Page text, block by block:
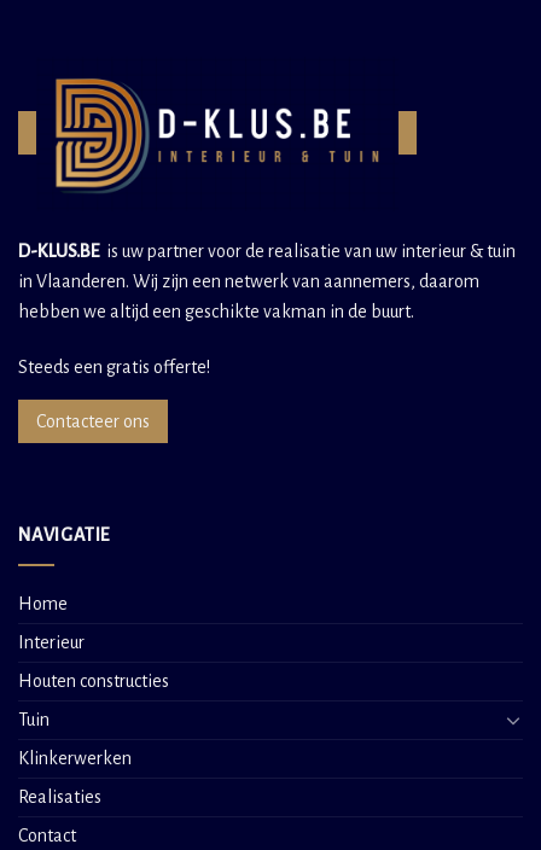
D-KLUS.BEis uw partner voor de realisatie van uw interieur & tuin
in Vlaanderen. Wij zijn een netwerk van aannemers, daarom
hebben we altijd een geschikte vakman in de buurt.
Steeds een gratis offerte!
Contacteer ons
NAVIGATIE
Home
Interieur
Houten constructies
Tuin
Klinkerwerken
Realisaties
Contact